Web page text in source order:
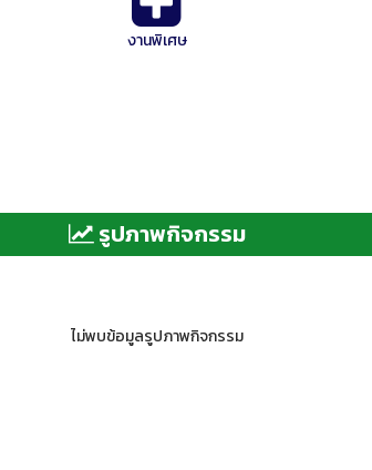
งานพิเศษ
รูปภาพกิจกรรม
ไม่พบข้อมูลรูปภาพกิจกรรม